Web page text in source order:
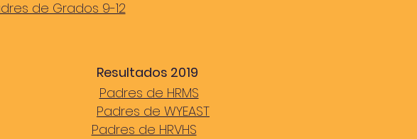
de Grados 9-12
Padres de HRMS
Padres de HRVHS
Resultados 2019
Padres de WYEAST